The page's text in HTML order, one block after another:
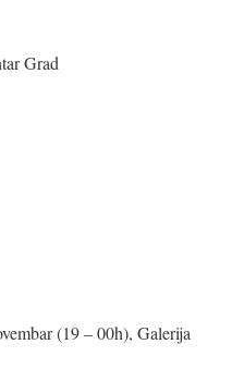
Grad
(19 – 00h), Galerija